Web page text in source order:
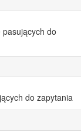
do
do zapytania